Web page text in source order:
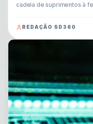
cadeia de suprimentos à
e aprenda dicas
REDAÇÃO SD360